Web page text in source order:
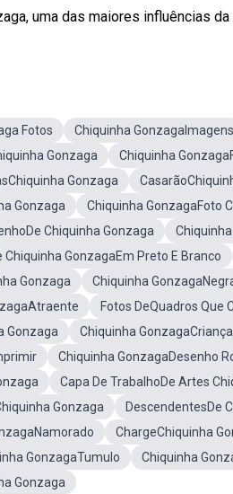
uma das maiores influências
Fotos Chiquinha GonzagaImagens
Gonzaga Chiquinha
Gonzaga
Gonzaga Chiquinha GonzagaFoto
Chiquinha Gonzaga
Chiquinha GonzagaEm Preto E Branco
Gonzaga Chiquinha
Fotos DeQuadros Que
Gonzaga
Chiquinha GonzagaCriança
Chiquinha GonzagaDesenho
Capa De TrabalhoDe Artes
Gonzaga
DescendentesDe
ChargeChiquinha
GonzagaTumulo
Chiquinha
Gonzaga